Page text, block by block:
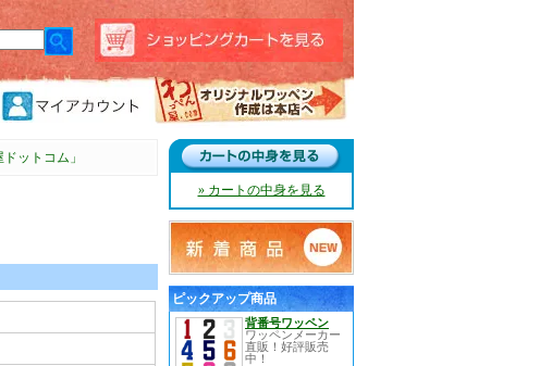
ットコム」
» カートの中身を見る
ピックアップ商品
背番号ワッペン
ワッペンメーカー
直販！好評販売
中！